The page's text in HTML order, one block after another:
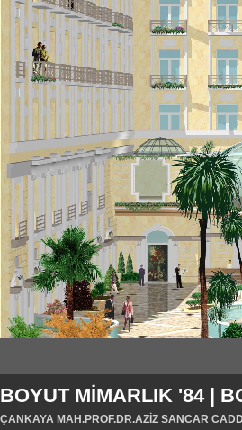
BOYUT MİMARLIK '84 |
ÇANKAYA MAH.PROF.DR.AZİZ SANCAR